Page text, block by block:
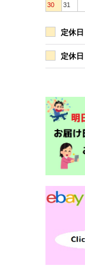
30
31
定休日
定休日